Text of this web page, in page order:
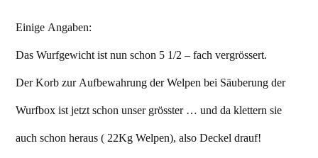
Einige Angaben:
Das Wurfgewicht ist nun schon 5 1/2 – fach vergrössert.
Der Korb zur Aufbewahrung der Welpen bei Säuberung der
Wurfbox ist jetzt schon unser grösster … und da klettern sie
auch schon heraus ( 22Kg Welpen), also Deckel drauf!